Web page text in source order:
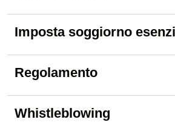
Imposta soggiorno
Regolamento
Whistleblowing